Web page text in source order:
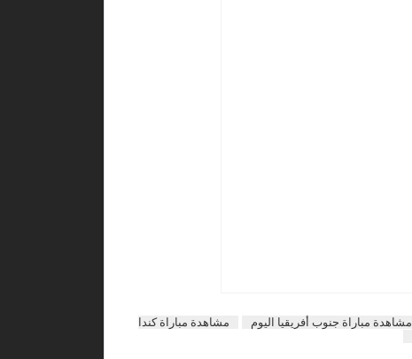
مشاهدة مباراة جنوب أفريقيا اليوم
مشاهدة مباراة كندا